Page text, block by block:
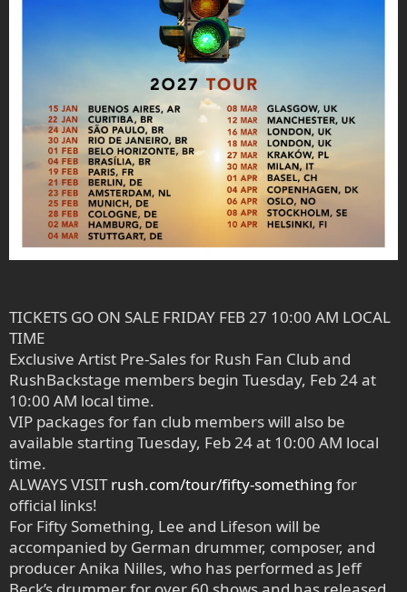
TICKETS GO ON SALE FRIDAY FEB 27 10:00 AM LOCAL
TIME
Exclusive Artist Pre-Sales for Rush Fan Club and
RushBackstage members begin Tuesday, Feb 24 at
10:00 AM local time.
VIP packages for fan club members will also be
available starting Tuesday, Feb 24 at 10:00 AM local
time.
ALWAYS VISITrush.com/tour/fifty-something for
official links!
For Fifty Something, Lee and Lifeson will be
accompanied by German drummer, composer, and
producer Anika Nilles, who has performed as Jeff